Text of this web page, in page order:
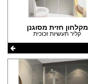
מקלחון חזית מסוגנן
קליר תעשיות זכוכית